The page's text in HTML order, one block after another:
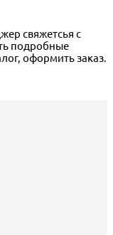
свяжетсья с
подробные
оформить заказ.